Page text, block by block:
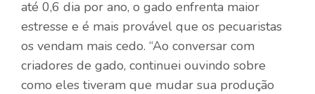
até 0,6 dia por ano, o gado enfrenta maior
estresse e é mais provável que os pecuaristas
os vendam mais cedo. “Ao conversar com
criadores de gado, continuei ouvindo sobre
como eles tiveram que mudar sua produção